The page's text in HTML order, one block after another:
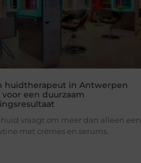
huidtherapeut in Antwerpen
een duurzaam
vraagt om meer dan alleen een
met crèmes en serums.